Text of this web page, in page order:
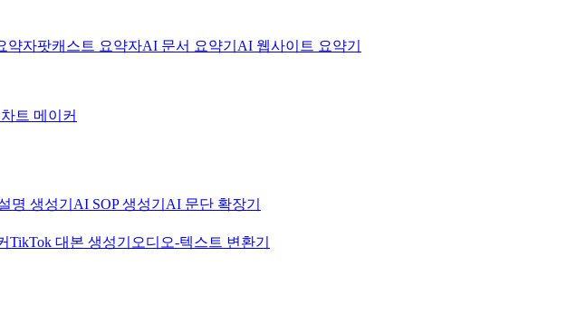
약자팟캐스트 요약자AI 문서 요약기 AI 웹사이트 요약기
트 메이커
명 생성기 AI SOP 생성기 AI 문단 확장기
TikTok 대본 생성기 오디오-텍스트 변환기